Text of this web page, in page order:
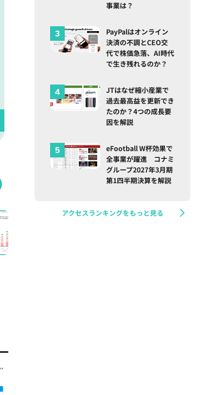
事業は？
PayPalはオンライン
決済の不調とCEO交
代で株価急落、AI時代
で生き残れるのか？
JTはなぜ縮小産業で
過去最高益を更新でき
たのか？4つの成長要
因を解説
eFootball W杯効果で
全事業が躍進 コナミ
グループ2027年3月期
第1四半期決算を解説
アクセスランキングをもっと見る